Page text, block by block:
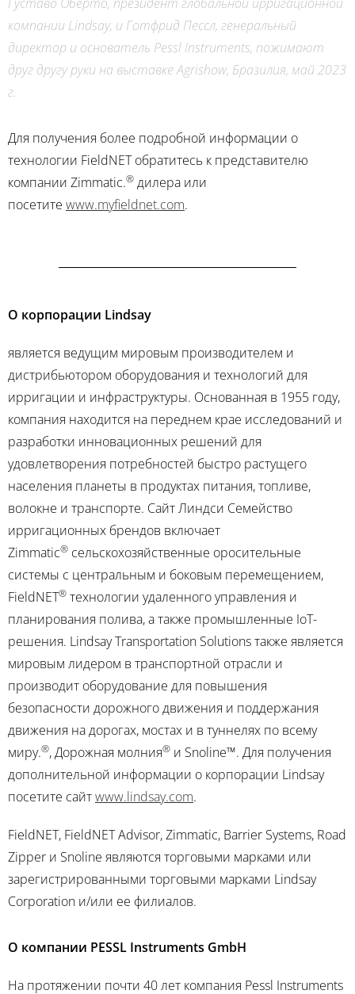
компании Lindsay, и Готфрид Пессл, генеральный
директор и основатель Pessl Instruments, пожимают
друг другу руки на выставке Agrishow, Бразилия, май 2023
г.
Для получения более подробной информации о
технологии FieldNET обратитесь к представителю
компании Zimmatic.® дилера или
посетите www.myfieldnet.com.
О корпорации Lindsay
является ведущим мировым производителем и
дистрибьютором оборудования и технологий для
ирригации и инфраструктуры. Основанная в 1955 году,
компания находится на переднем крае исследований и
разработки инновационных решений для
удовлетворения потребностей быстро растущего
населения планеты в продуктах питания, топливе,
волокне и транспорте. СайтЛиндси Семейство
ирригационных брендов включает
Zimmatic® сельскохозяйственные оросительные
системы с центральным и боковым перемещением,
FieldNET® технологии удаленного управления и
планирования полива, а также промышленные IoT-
решения. Lindsay Transportation Solutions также является
мировым лидером в транспортной отрасли и
производит оборудование для повышения
безопасности дорожного движения и поддержания
движения на дорогах, мостах и в туннелях по всему
миру.®, Дорожная молния® и Snoline™. Для получения
дополнительной информации о корпорации Lindsay
посетите сайтwww.lindsay.com.
FieldNET, FieldNET Advisor, Zimmatic, Barrier Systems, Road
Zipper и Snoline являются торговыми марками или
зарегистрированными торговыми марками Lindsay
Corporation и/или ее филиалов.
О компании PESSL Instruments GmbH
На протяжении почти 40 лет компания Pessl Instruments